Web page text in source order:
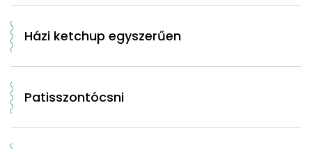
Házi ketchup egyszerűen
Patisszontócsni